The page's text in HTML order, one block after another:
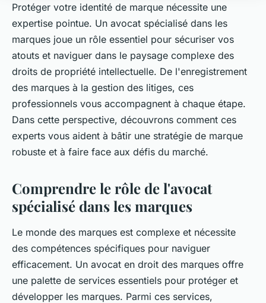
Protéger votre identité de marque nécessite une
expertise pointue. Un avocat spécialisé dans les
marques joue un rôle essentiel pour sécuriser vos
atouts et naviguer dans le paysage complexe des
droits de propriété intellectuelle. De l'enregistrement
des marques à la gestion des litiges, ces
professionnels vous accompagnent à chaque étape.
Dans cette perspective, découvrons comment ces
experts vous aident à bâtir une stratégie de marque
robuste et à faire face aux défis du marché.
Comprendre le rôle de l'avocat
spécialisé dans les marques
Le monde des marques est complexe et nécessite
des compétences spécifiques pour naviguer
efficacement. Un avocat en droit des marques offre
une palette de services essentiels pour protéger et
développer les marques. Parmi ces services,